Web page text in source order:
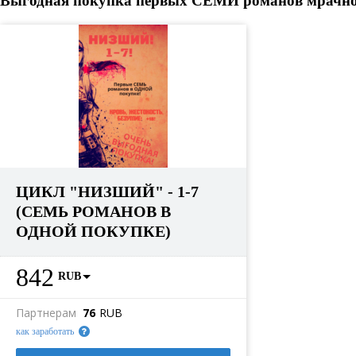
ЦИКЛ "НИЗШИЙ" - 1-7
(СЕМЬ РОМАНОВ В
ОДНОЙ ПОКУПКЕ)
842 RUB
Партнерам 76 RUB
как заработать